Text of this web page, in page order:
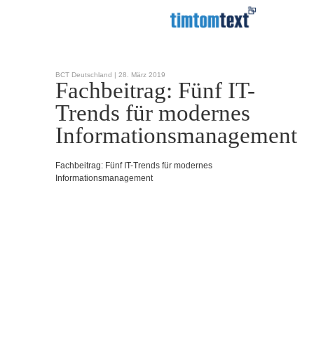
BCT Deutschland | 28. März 2019
Fachbeitrag: Fünf IT-
Trends für modernes
Informationsmanagement
Fachbeitrag: Fünf IT-Trends für modernes
Informationsmanagement